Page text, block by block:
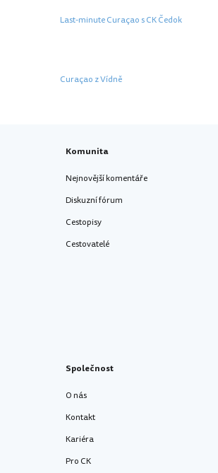
Last-minute Curaçao s CK Čedok
Curaçao z Vídně
Komunita
Nejnovější komentáře
Diskuzní fórum
Cestopisy
Cestovatelé
Společnost
O nás
Kontakt
Kariéra
Pro CK